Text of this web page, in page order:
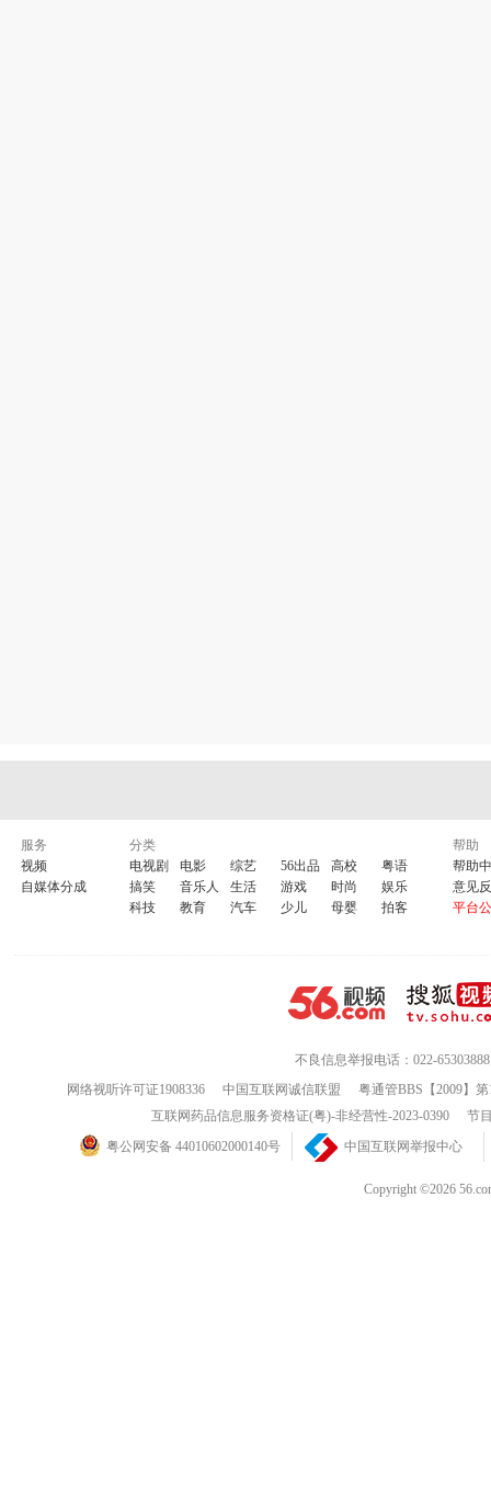
服务
视频
自媒体分成
分类
电视剧
电影 综艺 56出品 高校
粤语
搞笑
音乐人 生活 游戏 时尚
娱乐
科技
教育 汽车 少儿 母婴 拍客
帮助
帮助
意见
平台
不良信息举报电话：022-65303888
网络视听许可证1908336
中国互联网诚信联盟
粤通管BBS【2009】
互联网药品信息服务资格证(粤)-非经营性-2023-0390
节
粤公网安备 44010602000140号
中国互联网举报中心
Copyright ©2026